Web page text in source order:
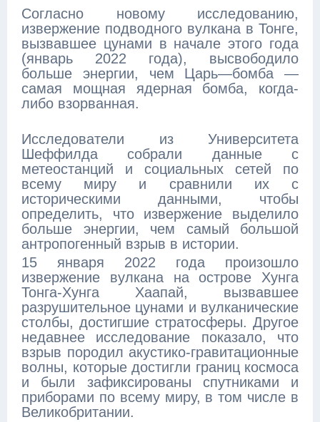
Согласно новому исследованию,
извержение подводного вулкана в Тонге,
вызвавшее цунами в начале этого года
(январь 2022 года), высвободило
больше энергии, чем Царь—бомба —
самая мощная ядерная бомба, когда-
либо взорванная.
Исследователи из Университета
Шеффилда собрали данные с
метеостанций и социальных сетей по
всему миру и сравнили их с
историческими данными, чтобы
определить, что извержение выделило
больше энергии, чем самый большой
антропогенный взрыв в истории.
15 января 2022 года произошло
извержение вулкана на острове Хунга
Тонга-Хунга Хаапай, вызвавшее
разрушительное цунами и вулканические
столбы, достигшие стратосферы. Другое
недавнее исследование показало, что
взрыв породил акустико-гравитационные
волны, которые достигли границ космоса
и были зафиксированы спутниками и
приборами по всему миру, в том числе в
Великобритании.